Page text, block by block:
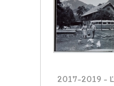
2017-2019 -